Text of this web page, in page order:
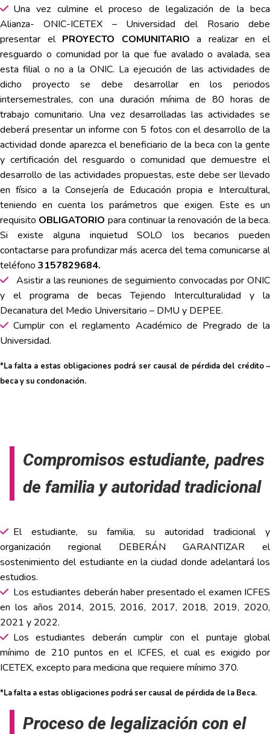
Una vez culmine el proceso de legalización de la beca
Alianza- ONIC-ICETEX – Universidad del Rosario debe
presentar el PROYECTO COMUNITARIOa realizar en el
resguardo o comunidad por la que fue avalado o avalada, sea
esta filial o no a la ONIC. La ejecución de las actividades de
dicho proyecto se debe desarrollar en los periodos
intersemestrales, con una duración mínima de 80 horas de
trabajo comunitario. Una vez desarrolladas las actividades se
deberá presentar un informe con 5 fotos con el desarrollo de la
actividad donde aparezca el beneficiario de la beca con la gente
y certificación del resguardo o comunidad que demuestre el
desarrollo de las actividades propuestas, este debe ser llevado
en físico a la Consejería de Educación propia e Intercultural,
teniendo en cuenta los parámetros que exigen. Este es un
requisito OBLIGATORIO para continuar la renovación de la beca.
Si existe alguna inquietud SOLO los becarios pueden
contactarse para profundizar más acerca del tema comunicarse al
teléfono 3157829684.
Asistir a las reuniones de seguimiento convocadas por ONIC
y el programa de becas Tejiendo Interculturalidad y la
Decanatura del Medio Universitario – DMU y DEPEE.
Cumplir con el reglamento Académico de Pregrado de la
Universidad.
*La falta a estas obligaciones podrá ser causal de pérdida del crédito –
beca y su condonación.
Compromisos estudiante, padres
de familia y autoridad tradicional
El estudiante, su familia, su autoridad tradicional y
organización regional DEBERÁN GARANTIZAR el
sostenimiento del estudiante en la ciudad donde adelantará los
estudios.
Los estudiantes deberán haber presentado el examen ICFES
en los años 2014, 2015, 2016, 2017, 2018, 2019, 2020,
2021 y 2022.
Los estudiantes deberán cumplir con el puntaje global
mínimo de 210 puntos en el ICFES, el cual es exigido por
ICETEX, excepto para medicina que requiere mínimo 370.
*La falta a estas obligaciones podrá ser causal de pérdida de la Beca.
Proceso de legalización con el